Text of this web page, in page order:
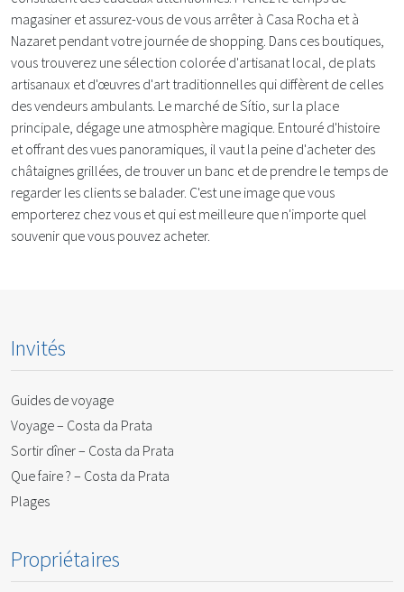
magasiner et assurez-vous de vous arrêter à Casa Rocha et à
Nazaret pendant votre journée de shopping. Dans ces boutiques,
vous trouverez une sélection colorée d'artisanat local, de plats
artisanaux et d'œuvres d'art traditionnelles qui diffèrent de celles
des vendeurs ambulants. Le marché de Sítio, sur la place
principale, dégage une atmosphère magique. Entouré d'histoire
et offrant des vues panoramiques, il vaut la peine d'acheter des
châtaignes grillées, de trouver un banc et de prendre le temps de
regarder les clients se balader. C'est une image que vous
emporterez chez vous et qui est meilleure que n'importe quel
souvenir que vous pouvez acheter.
Invités
Guides de voyage
Voyage – Costa da Prata
Sortir dîner – Costa da Prata
Que faire ? – Costa da Prata
Plages
Propriétaires